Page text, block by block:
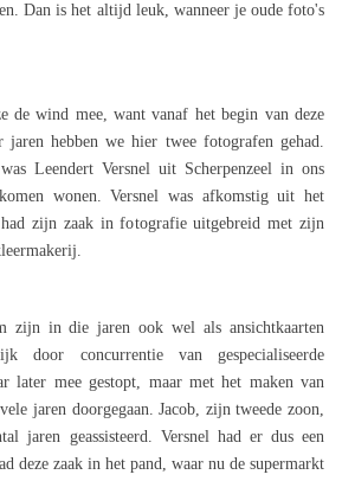
Dan is het altijd leuk, wanneer je oude foto's
de wind mee, want vanaf het begin van deze
hebben we hier twee fotografen gehad.
Leendert Versnel uit Scherpenzeel in ons
wonen. Versnel was afkomstig uit het
zijn zaak in fotografie uitgebreid met zijn
zijn in die jaren ook wel als ansichtkaarten
door concurrentie van gespecialiseerde
later mee gestopt, maar met het maken van
jaren doorgegaan. Jacob, zijn tweede zoon,
jaren geassisteerd. Versnel had er dus een
deze zaak in het pand, waar nu de supermarkt